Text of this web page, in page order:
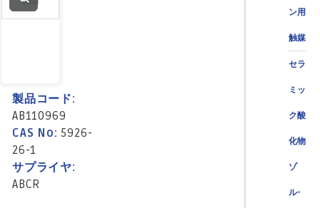
ン用
触媒
セラ
ミッ
ク酸
化物
ゾ
ル-
製品コード:
AB110969
CAS No:5926-
26-1
サプライヤ:
ABCR